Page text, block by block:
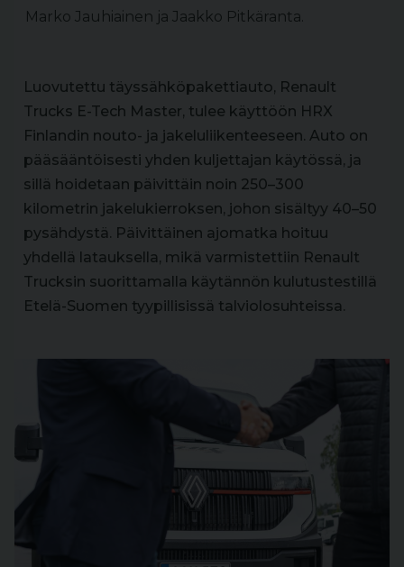
Marko Jauhiainen ja Jaakko Pitkäranta.
Luovutettu täyssähköpakettiauto, Renault
Trucks E-Tech Master, tulee käyttöön HRX
Finlandin nouto- ja jakeluliikenteeseen. Auto on
pääsääntöisesti yhden kuljettajan käytössä, ja
sillä hoidetaan päivittäin noin 250–300
kilometrin jakelukierroksen, johon sisältyy 40–50
pysähdystä. Päivittäinen ajomatka hoituu
yhdellä latauksella, mikä varmistettiin Renault
Trucksin suorittamalla käytännön kulutustestillä
Etelä-Suomen tyypillisissä talviolosuhteissa.